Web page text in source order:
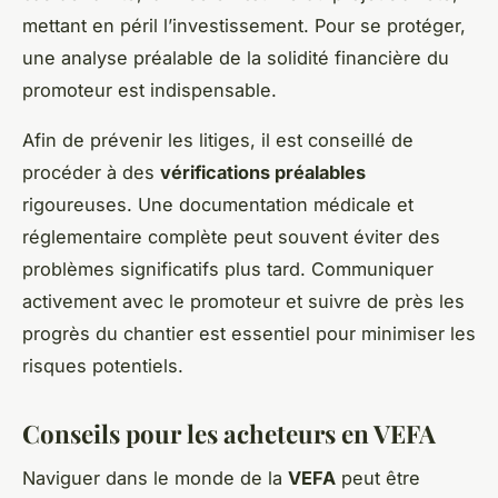
mettant en péril l’investissement. Pour se protéger,
une analyse préalable de la solidité financière du
promoteur est indispensable.
Afin de prévenir les litiges, il est conseillé de
procéder à des vérifications préalables
rigoureuses. Une documentation médicale et
réglementaire complète peut souvent éviter des
problèmes significatifs plus tard. Communiquer
activement avec le promoteur et suivre de près les
progrès du chantier est essentiel pour minimiser les
risques potentiels.
Conseils pour les acheteurs en VEFA
Naviguer dans le monde de la VEFA peut être